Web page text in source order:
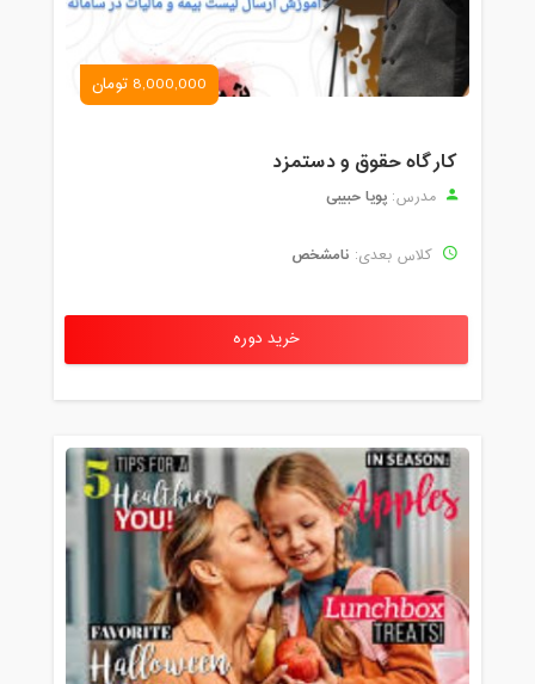
8,000,000 تومان
کارگاه حقوق و دستمزد
مدرس: پویا حبیبی
کلاس بعدی: نامشخص
خرید دوره